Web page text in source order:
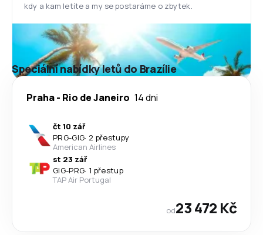
kdy a kam letíte a my se postaráme o zbytek.
Speciální nabídky letů do Brazílie
Praha- Rio de Janeiro 14 dni
čt 10 zář
PRG-GIG· 2 přestupy
American Airlines
st 23 zář
GIG-PRG· 1 přestup
TAP Air Portugal
od23 472 Kč